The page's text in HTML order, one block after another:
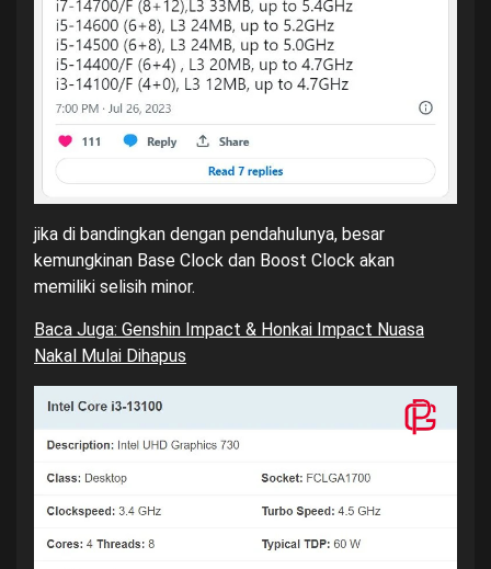
jika di bandingkan dengan pendahulunya, besar
kemungkinan Base Clock dan Boost Clock akan
memiliki selisih minor.
Baca Juga: Genshin Impact & Honkai Impact Nuasa
Nakal Mulai Dihapus